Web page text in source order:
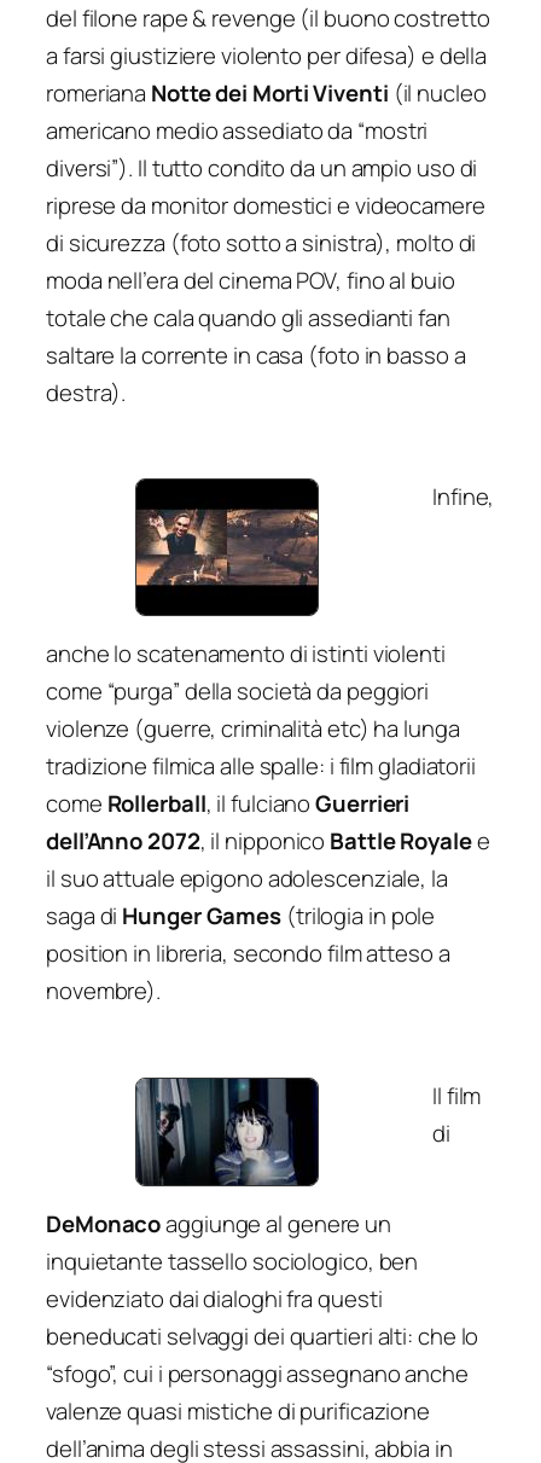
del filone rape & revenge (il buono costretto
a farsi giustiziere violento per difesa) e della
romeriana Notte dei Morti Viventi (il nucleo
americano medio assediato da “mostri
diversi”). Il tutto condito da un ampio uso di
riprese da monitor domestici e videocamere
di sicurezza (foto sotto a sinistra), molto di
moda nell’era del cinema POV, fino al buio
totale che cala quando gli assedianti fan
saltare la corrente in casa (foto in basso a
destra).
Infine,
anche lo scatenamento di istinti violenti
come “purga” della società da peggiori
violenze (guerre, criminalità etc) ha lunga
tradizione filmica alle spalle: i film gladiatorii
come Rollerball, il fulcianoGuerrieri
dell’Anno 2072, il nipponico Battle Royalee
il suo attuale epigono adolescenziale, la
saga di Hunger Games (trilogia in pole
position in libreria, secondo film atteso a
novembre).
Il film
di
DeMonacoaggiunge al genere un
inquietante tassello sociologico, ben
evidenziato dai dialoghi fra questi
beneducati selvaggi dei quartieri alti: che lo
“sfogo”, cui i personaggi assegnano anche
valenze quasi mistiche di purificazione
dell’anima degli stessi assassini, abbia in